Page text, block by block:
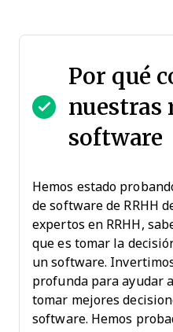
Por qué
nuestras
software
Hemos estado
de software de RRHH
expertos en RRHH,
que es tomar la
un software.
profunda para ayudar
tomar mejores
software. Hemos